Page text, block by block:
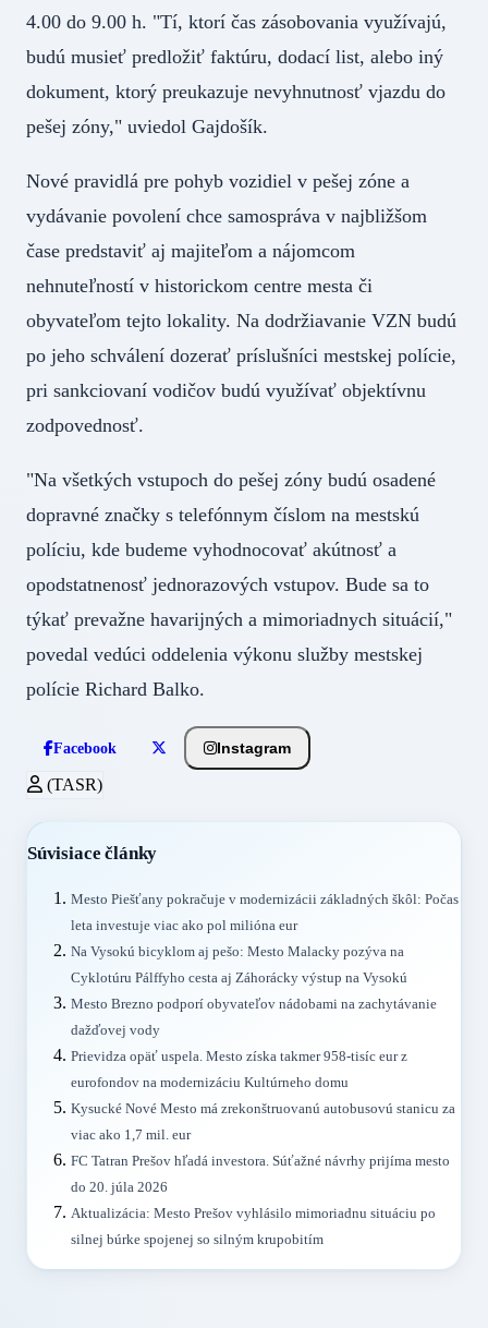
4.00 do 9.00 h. "Tí, ktorí čas zásobovania využívajú,
budú musieť predložiť faktúru, dodací list, alebo iný
dokument, ktorý preukazuje nevyhnutnosť vjazdu do
pešej zóny," uviedol Gajdošík.
Nové pravidlá pre pohyb vozidiel v pešej zóne a
vydávanie povolení chce samospráva v najbližšom
čase predstaviť aj majiteľom a nájomcom
nehnuteľností v historickom centre mesta či
obyvateľom tejto lokality. Na dodržiavanie VZN budú
po jeho schválení dozerať príslušníci mestskej polície,
pri sankciovaní vodičov budú využívať objektívnu
zodpovednosť.
"Na všetkých vstupoch do pešej zóny budú osadené
dopravné značky s telefónnym číslom na mestskú
políciu, kde budeme vyhodnocovať akútnosť a
opodstatnenosť jednorazových vstupov. Bude sa to
týkať prevažne havarijných a mimoriadnych situácií,"
povedal vedúci oddelenia výkonu služby mestskej
polície Richard Balko.
Facebook Instagram
(TASR)
Súvisiace články
Mesto Piešťany pokračuje v modernizácii základných škôl: Počas
leta investuje viac ako pol milióna eur
Na Vysokú bicyklom aj pešo: Mesto Malacky pozýva na
Cyklotúru Pálffyho cesta aj Záhorácky výstup na Vysokú
Mesto Brezno podporí obyvateľov nádobami na zachytávanie
dažďovej vody
Prievidza opäť uspela. Mesto získa takmer 958-tisíc eur z
eurofondov na modernizáciu Kultúrneho domu
Kysucké Nové Mesto má zrekonštruovanú autobusovú stanicu za
viac ako 1,7 mil. eur
FC Tatran Prešov hľadá investora. Súťažné návrhy prijíma mesto
do 20. júla 2026
Aktualizácia: Mesto Prešov vyhlásilo mimoriadnu situáciu po
silnej búrke spojenej so silným krupobitím